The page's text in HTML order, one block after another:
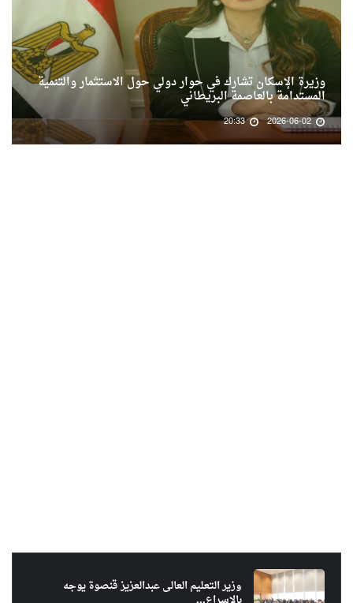
وزيرة الإسكان تشارك في حوار دولي حول الاستثمار والتنمية
المستدامة بالعاصمة البريطاني
2026-06-02
20:33
وزير التعليم العالى عبدالعزيز قنصوة يوجه